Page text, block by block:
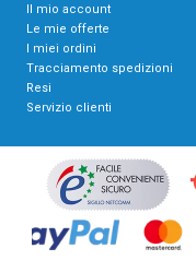
Il mio account
Le mie offerte
I miei ordini
Tracciamento spedizioni
Resi
Servizio clienti